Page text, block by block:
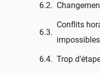
Conflits
impossibles
Trop